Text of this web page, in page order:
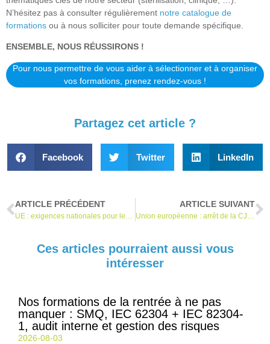
N’hésitez pas à consulter régulièrement notre catalogue de
formations ou à nous solliciter pour toute demande spécifique.
ENSEMBLE, NOUS RÉUSSIRONS !
Pour nous permettre de vous aider à sélectionner et à organiser
vos formations, prenez rendez-vous !
Partagez cet article ?
Facebook Twitter LinkedIn
ARTICLE PRÉCÉDENT
UE : exigences nationales pour les investigations cliniques des DM et les études de performances des DMDIV
ARTICLE SUIVANT
Union européenne : arrêt de la CJUE sur les obligations des distributeurs
Ces articles pourraient aussi vous
intéresser
Nos formations de la rentrée à ne pas
manquer : SMQ, IEC 62304 + IEC 82304-
1, audit interne et gestion des risques
2026-08-03